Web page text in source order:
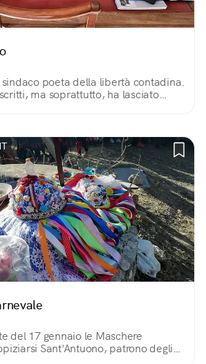
sindaco poeta della libertà contadina.
ma soprattutto, ha lasciato
del 17 gennaio le Maschere
Sant'Antuono, patrono degli